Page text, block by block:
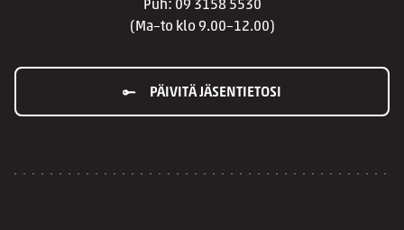
Puh: 09 3158 5530
(Ma–to klo 9.00–12.00)
PÄIVITÄ JÄSENTIETOSI